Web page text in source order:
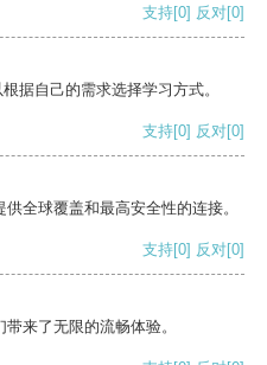
支持[0] 反对[0]
据自己的需求选择学习方式。
支持[0] 反对[0]
全球覆盖和最高安全性的连接。
支持[0] 反对[0]
来了无限的流畅体验。